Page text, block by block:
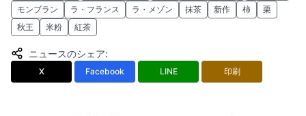
モンブラン
ラ・フランス ラ・メゾン 抹茶 新作 柿
栗
秋王
米粉 紅茶
ニュースのシェア:
X Facebook LINE 印刷